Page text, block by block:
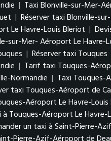
| Taxi Blonville-sur-Mer-
| Réserver taxi Blonville-
Le Havre-Louis Bleriot |
sur-Mer- Aéroport Le Havre-
| Réserver taxi Touques
| Tarif taxi Touques-
Normandie | Taxi Touques-
taxi Touques-Aéroport de
Aéroport Le Havre-
Touques-Aéroport Le Havre-
un taxi à Saint-Pierre-Azif